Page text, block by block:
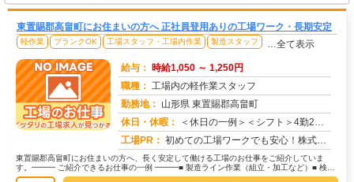
東置賜郡高畠町にお住まいの方へ 正社員登用ありの工場ワーク・長期安定
軽作業 ブランクOK 工場スタッフ・工場内作業 製造スタッフ …全て表示
給与： 時給1,050 ～ 1,250円
職種： 工場内の軽作業スタッフ
勤務地： 山形県 東置賜郡高畠町
休日・休暇：
＜休日の一例＞＜シフト＞4勤2休＜休日＞工場カレンダーによる★長期休暇あり★有給休暇あり※配属先により休日・勤務形...
工場PR： 初めての工場ワークでも安心！株式会社京栄センターなら、全国各地の豊富なお仕事の中から、あなたにぴったりの環境が見つ...
東置賜郡高畠町にお住まいの方へ、長く安定して働ける工場のお仕事をご紹介していま
す。━━━ ご紹介できるお仕事の一例 ━━━■ 製造ライン作業（組立・加工など）■ 検
査・検品（目視チェックなど）■...